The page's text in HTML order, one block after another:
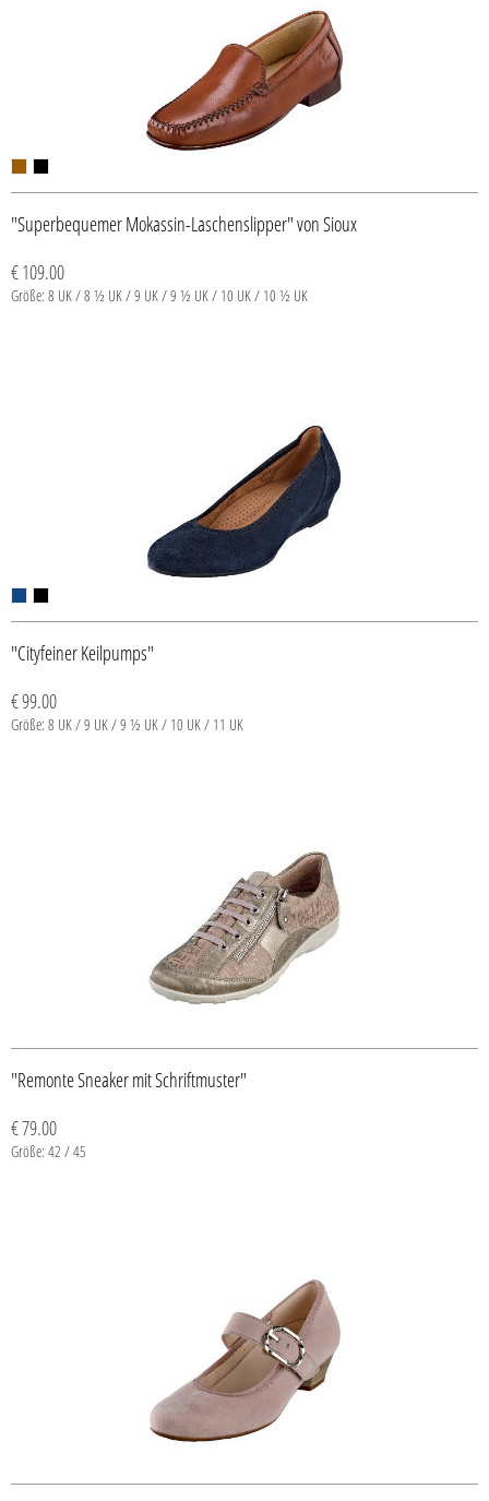
"Superbequemer Mokassin-Laschenslipper" von Sioux
€ 109.00
Größe: 8 UK / 8 ½ UK / 9 UK / 9 ½ UK / 10 UK / 10 ½ UK
"Cityfeiner Keilpumps"
€ 99.00
Größe: 8 UK / 9 UK / 9 ½ UK / 10 UK / 11 UK
"Remonte Sneaker mit Schriftmuster"
€ 79.00
Größe: 42 / 45